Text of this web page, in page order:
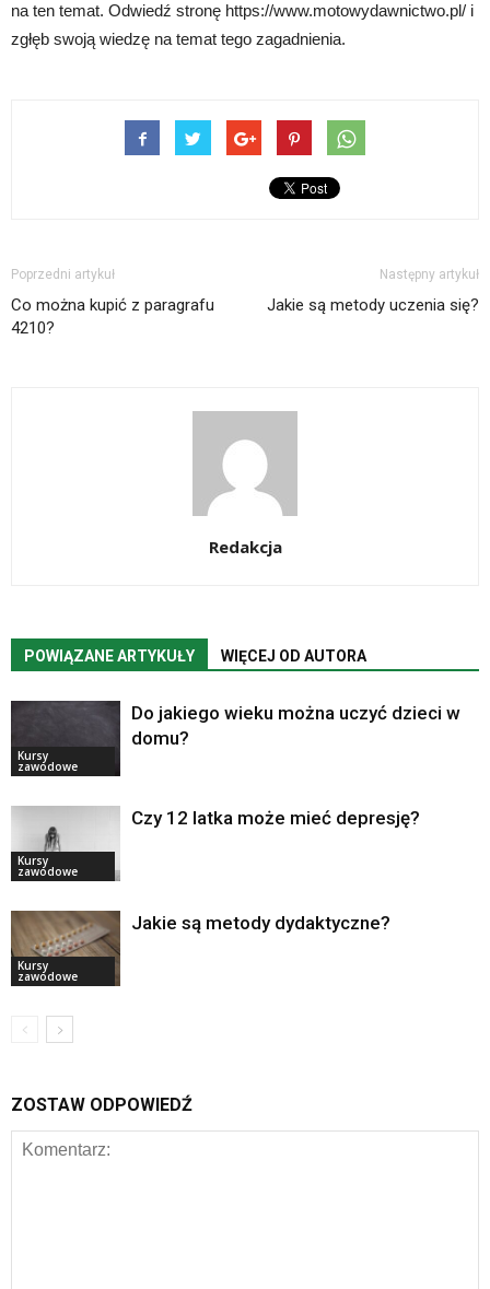
na ten temat. Odwiedź stronę https://www.motowydawnictwo.pl/ i
zgłęb swoją wiedzę na temat tego zagadnienia.
Poprzedni artykuł
Co można kupić z paragrafu
4210?
Następny artykuł
Jakie są metody uczenia się?
Redakcja
POWIĄZANE ARTYKUŁY WIĘCEJ OD AUTORA
Kursy
zawodowe
Do jakiego wieku można uczyć dzieci w
domu?
Kursy
zawodowe
Czy 12 latka może mieć depresję?
Kursy
zawodowe
Jakie są metody dydaktyczne?
ZOSTAW ODPOWIEDŹ